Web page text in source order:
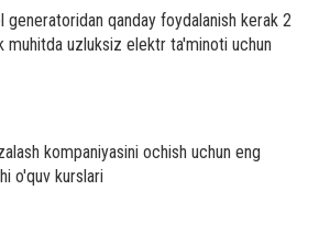
generatoridan qanday foydalanish kerak 2
muhitda uzluksiz elektr ta'minoti uchun
kompaniyasini ochish uchun eng
o'quv kurslari